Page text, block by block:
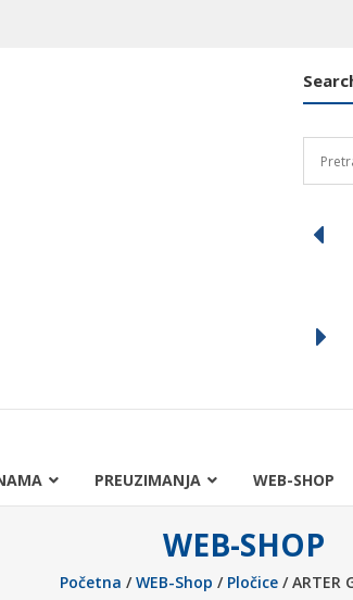
PREUZIMANJA WEB-SHOP
WEB-SHOP
Početna /WEB-Shop / Pločice/ ARTER